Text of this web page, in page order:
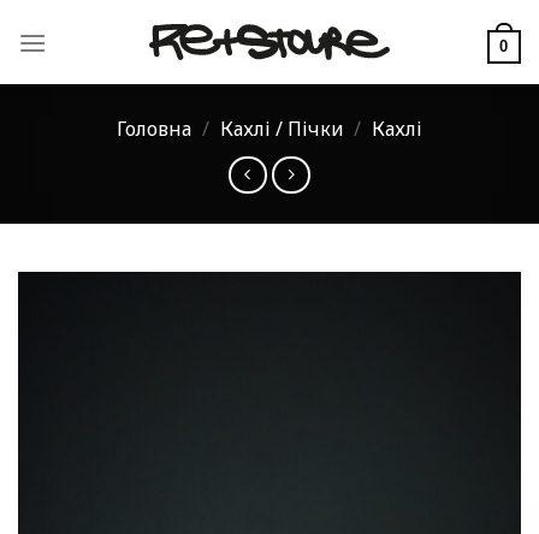
0
Головна / Кахлі / Пічки / Кахлі